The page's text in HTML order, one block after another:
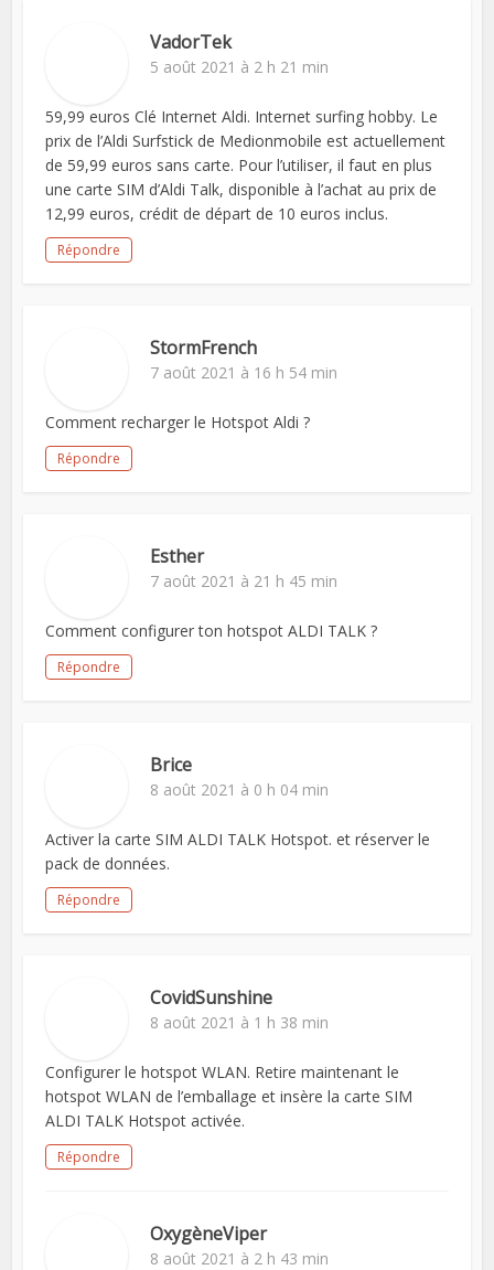
VadorTek
5 août 2021 à 2 h 21 min
59,99 euros Clé Internet Aldi. Internet surfing hobby. Le
prix de l’Aldi Surfstick de Medionmobile est actuellement
de 59,99 euros sans carte. Pour l’utiliser, il faut en plus
une carte SIM d’Aldi Talk, disponible à l’achat au prix de
12,99 euros, crédit de départ de 10 euros inclus.
Répondre
StormFrench
7 août 2021 à 16 h 54 min
Comment recharger le Hotspot Aldi ?
Répondre
Esther
7 août 2021 à 21 h 45 min
Comment configurer ton hotspot ALDI TALK ?
Répondre
Brice
8 août 2021 à 0 h 04 min
Activer la carte SIM ALDI TALK Hotspot. et réserver le
pack de données.
Répondre
CovidSunshine
8 août 2021 à 1 h 38 min
Configurer le hotspot WLAN. Retire maintenant le
hotspot WLAN de l’emballage et insère la carte SIM
ALDI TALK Hotspot activée.
Répondre
OxygèneViper
8 août 2021 à 2 h 43 min